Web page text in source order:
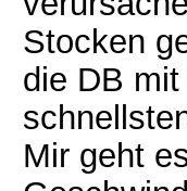
Stocken
die DB
Mir geht